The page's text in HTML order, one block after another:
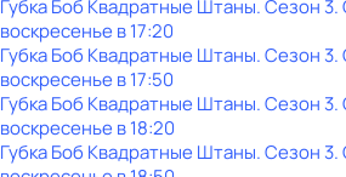
Губка Боб Квадратные Штаны. Сезон 3.
воскресенье в17:20
Губка Боб Квадратные Штаны. Сезон 3.
воскресенье в17:50
Губка Боб Квадратные Штаны. Сезон 3.
воскресенье в18:20
Губка Боб Квадратные Штаны. Сезон 3.